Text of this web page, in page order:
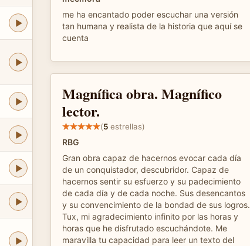
me ha encantado poder escuchar una versión
tan humana y realista de la historia que aquí se
cuenta
Magnífica obra. Magnífico
lector.
(5 estrellas)
RBG
Gran obra capaz de hacernos evocar cada día
de un conquistador, descubridor. Capaz de
hacernos sentir su esfuerzo y su padecimiento
de cada día y de cada noche. Sus desencantos
y su convencimiento de la bondad de sus logros.
Tux, mi agradecimiento infinito por las horas y
horas que he disfrutado escuchándote. Me
maravilla tu capacidad para leer un texto del